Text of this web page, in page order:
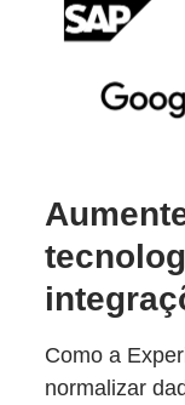
Como a
normalizar